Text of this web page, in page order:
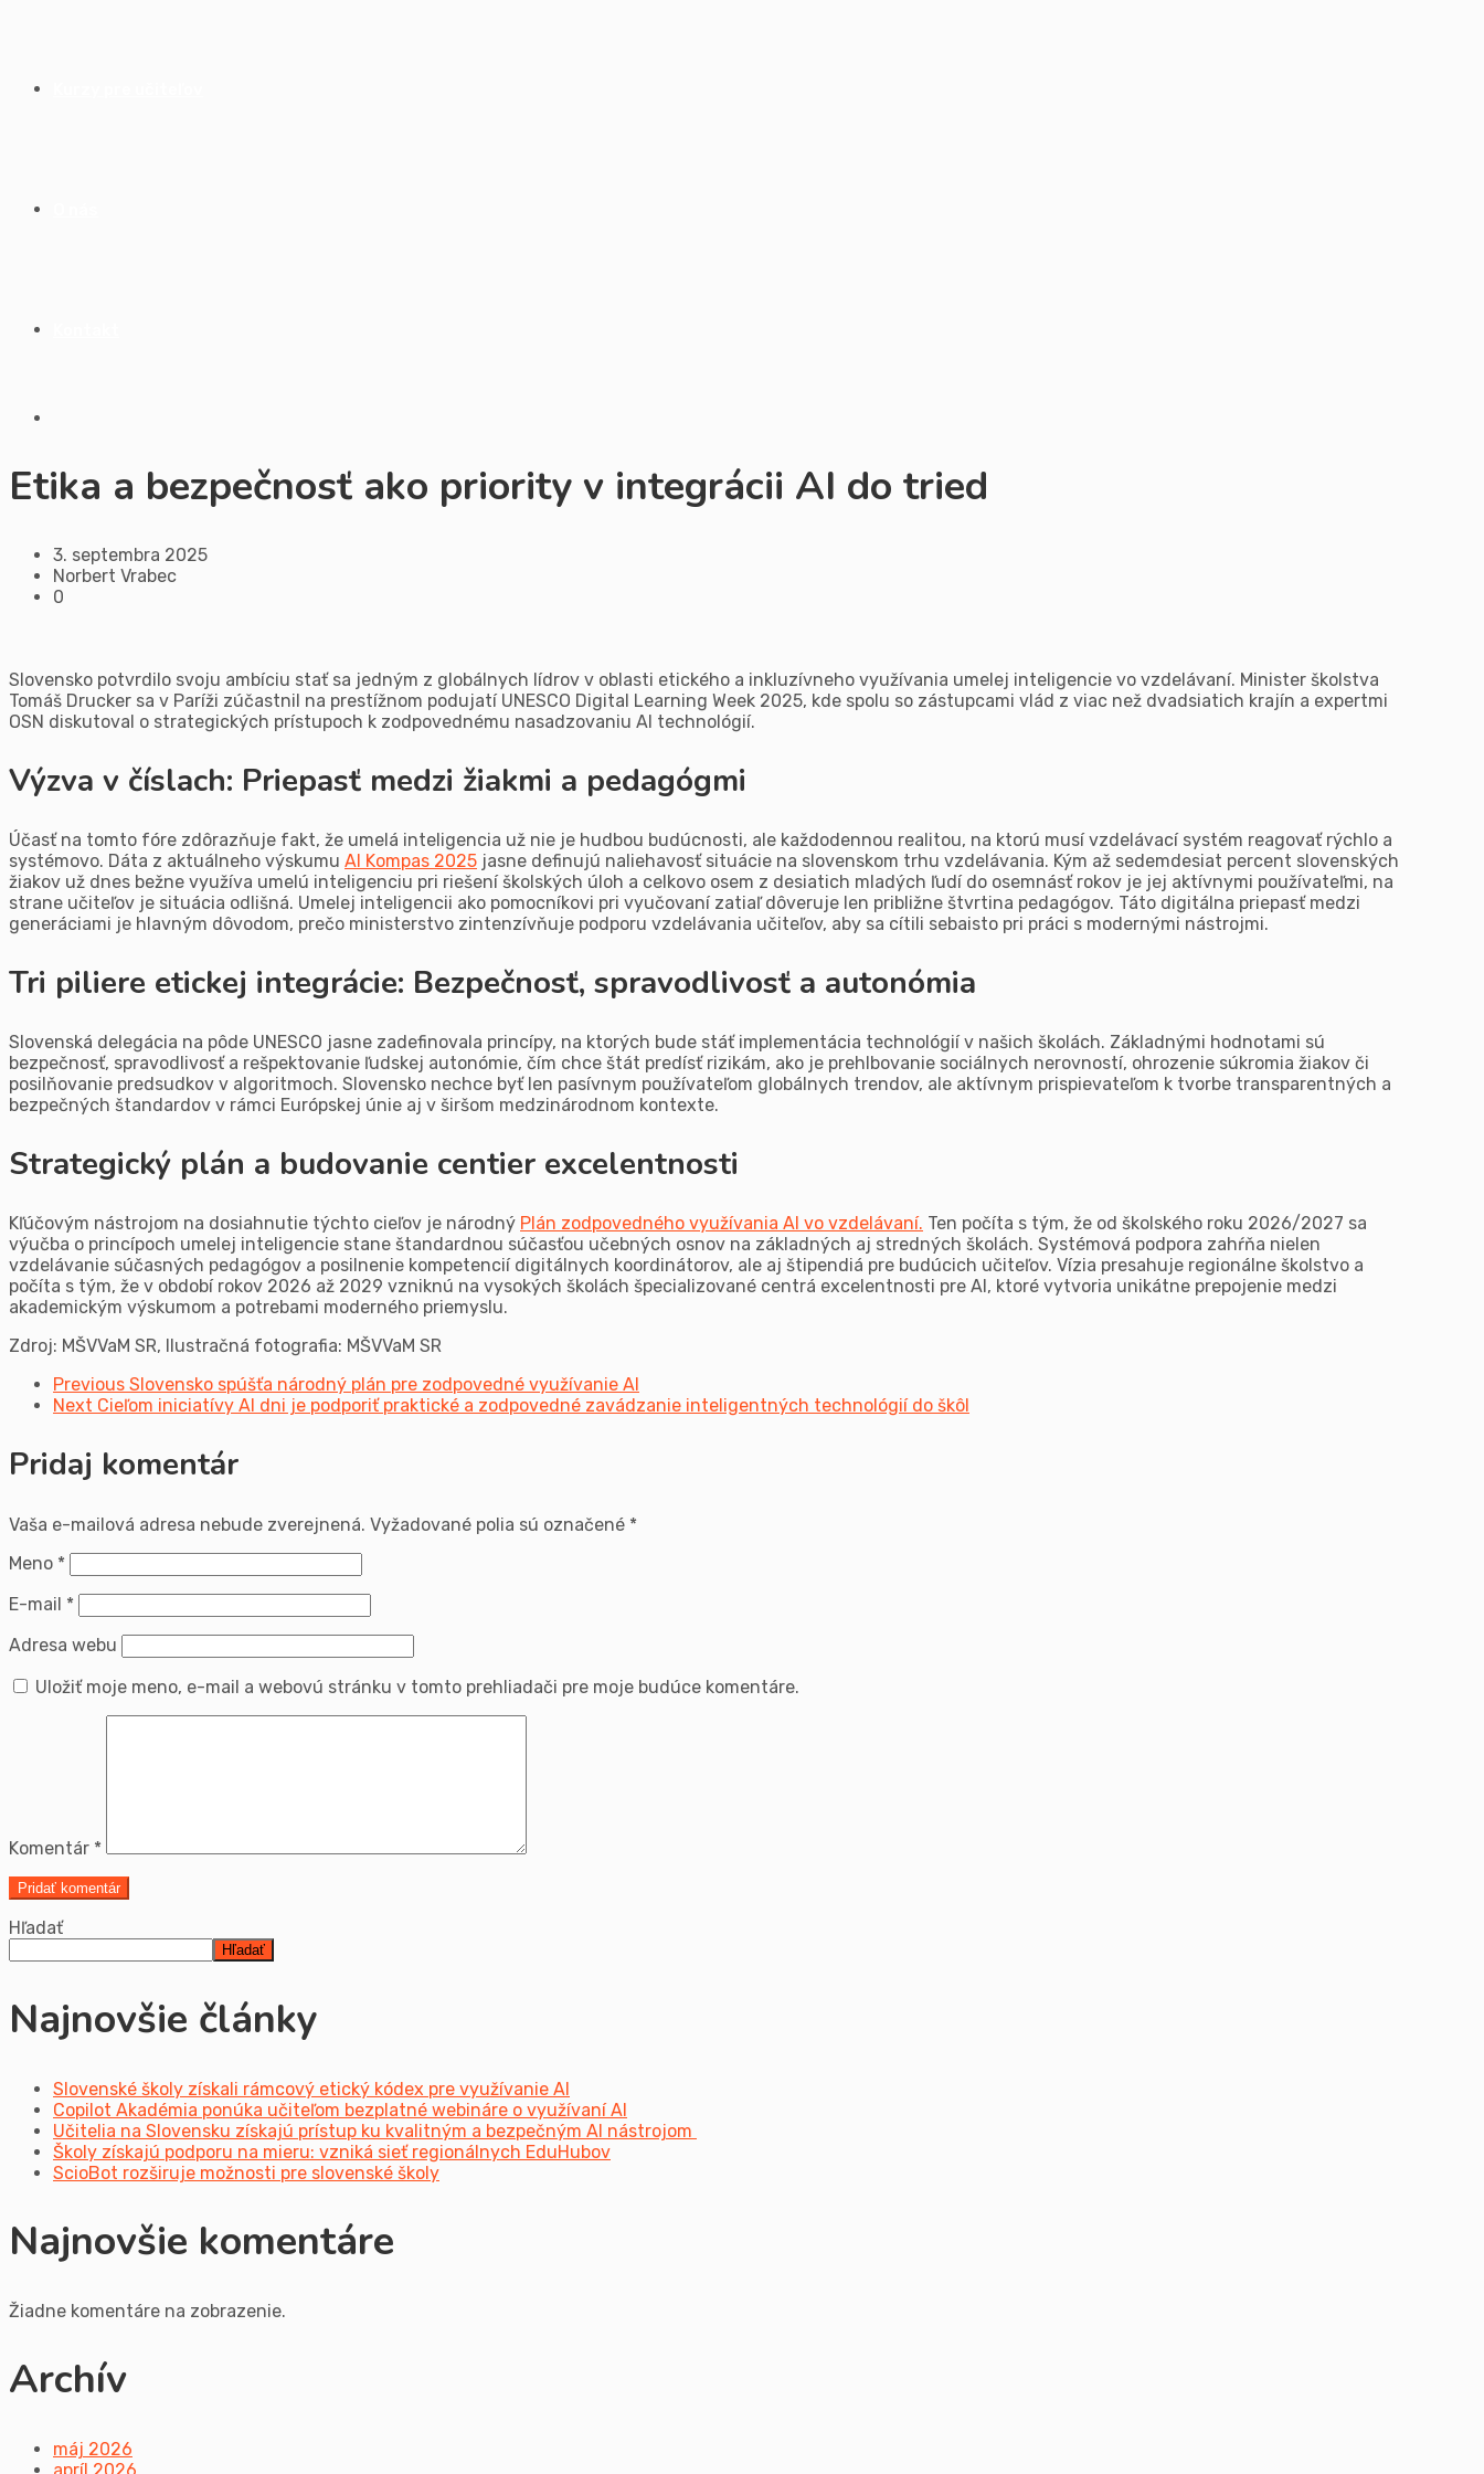
Etika a bezpečnosť ako priority v integrácii AI do tried
3. septembra 2025
Norbert Vrabec
0
Slovensko potvrdilo svoju ambíciu stať sa jedným z globálnych lídrov v oblasti etického a inkluzívneho využívania umelej inteligencie vo vzdelávaní. Minister školstva
Tomáš Drucker sa v Paríži zúčastnil na prestížnom podujatí UNESCO Digital Learning Week 2025, kde spolu so zástupcami vlád z viac než dvadsiatich krajín a expertmi
OSN diskutoval o strategických prístupoch k zodpovednému nasadzovaniu AI technológií.
Výzva v číslach: Priepasť medzi žiakmi a pedagógmi
Účasť na tomto fóre zdôrazňuje fakt, že umelá inteligencia už nie je hudbou budúcnosti, ale každodennou realitou, na ktorú musí vzdelávací systém reagovať rýchlo a
systémovo. Dáta z aktuálneho výskumu AI Kompas 2025 jasne definujú naliehavosť situácie na slovenskom trhu vzdelávania. Kým až sedemdesiat percent slovenských
žiakov už dnes bežne využíva umelú inteligenciu pri riešení školských úloh a celkovo osem z desiatich mladých ľudí do osemnásť rokov je jej aktívnymi používateľmi, na
strane učiteľov je situácia odlišná. Umelej inteligencii ako pomocníkovi pri vyučovaní zatiaľ dôveruje len približne štvrtina pedagógov. Táto digitálna priepasť medzi
generáciami je hlavným dôvodom, prečo ministerstvo zintenzívňuje podporu vzdelávania učiteľov, aby sa cítili sebaisto pri práci s modernými nástrojmi.
Tri piliere etickej integrácie: Bezpečnosť, spravodlivosť a autonómia
Slovenská delegácia na pôde UNESCO jasne zadefinovala princípy, na ktorých bude stáť implementácia technológií v našich školách. Základnými hodnotami sú
bezpečnosť, spravodlivosť a rešpektovanie ľudskej autonómie, čím chce štát predísť rizikám, ako je prehlbovanie sociálnych nerovností, ohrozenie súkromia žiakov či
posilňovanie predsudkov v algoritmoch. Slovensko nechce byť len pasívnym používateľom globálnych trendov, ale aktívnym prispievateľom k tvorbe transparentných a
bezpečných štandardov v rámci Európskej únie aj v širšom medzinárodnom kontexte.
Strategický plán a budovanie centier excelentnosti
Kľúčovým nástrojom na dosiahnutie týchto cieľov je národný Plán zodpovedného využívania AI vo vzdelávaní. Ten počíta s tým, že od školského roku 2026/2027 sa
výučba o princípoch umelej inteligencie stane štandardnou súčasťou učebných osnov na základných aj stredných školách. Systémová podpora zahŕňa nielen
vzdelávanie súčasných pedagógov a posilnenie kompetencií digitálnych koordinátorov, ale aj štipendiá pre budúcich učiteľov. Vízia presahuje regionálne školstvo a
počíta s tým, že v období rokov 2026 až 2029 vzniknú na vysokých školách špecializované centrá excelentnosti pre AI, ktoré vytvoria unikátne prepojenie medzi
akademickým výskumom a potrebami moderného priemyslu.
Zdroj: MŠVVaM SR, Ilustračná fotografia: MŠVVaM SR
Previous Slovensko spúšťa národný plán pre zodpovedné využívanie AI
Next Cieľom iniciatívy AI dni je podporiť praktické a zodpovedné zavádzanie inteligentných technológií do škôl
Pridaj komentár
Vaša e-mailová adresa nebude zverejnená. Vyžadované polia sú označené *
Meno *
E-mail *
Adresa webu
Uložiť moje meno, e-mail a webovú stránku v tomto prehliadači pre moje budúce komentáre.
Komentár *
Hľadať
Hľadať
Najnovšie články
Slovenské školy získali rámcový etický kódex pre využívanie AI
Copilot Akadémia ponúka učiteľom bezplatné webináre o využívaní AI
Učitelia na Slovensku získajú prístup ku kvalitným a bezpečným AI nástrojom
Školy získajú podporu na mieru: vzniká sieť regionálnych EduHubov
ScioBot rozširuje možnosti pre slovenské školy
Najnovšie komentáre
Žiadne komentáre na zobrazenie.
Archív
máj 2026
apríl 2026